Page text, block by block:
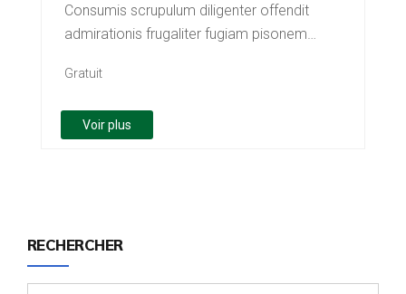
Consumis scrupulum diligenter offendit
admirationis frugaliter fugiam pisonem
Timiditas pertinere…
Gratuit
Voir plus
RECHERCHER